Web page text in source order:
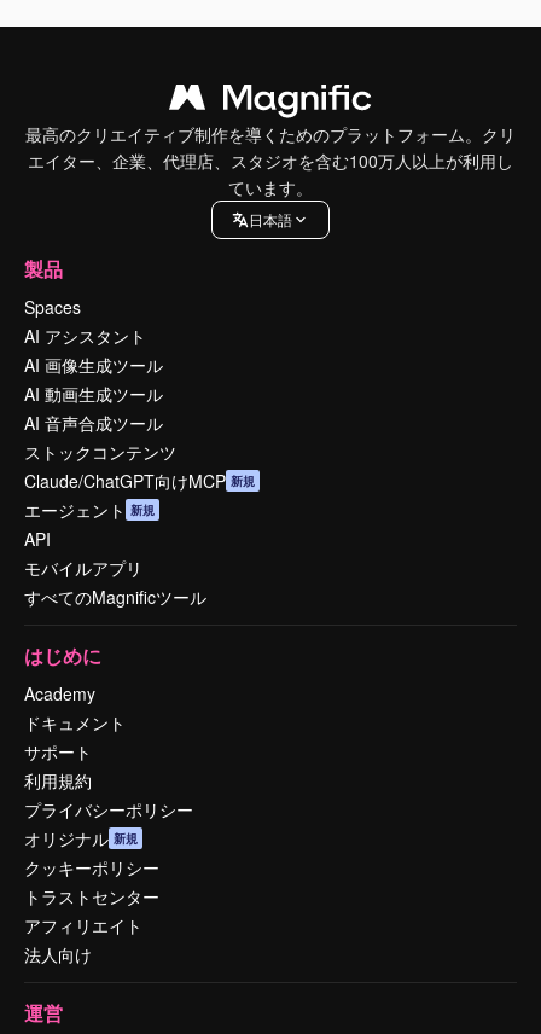
最高のクリエイティブ制作を導くためのプラットフォーム。クリ
エイター、企業、代理店、スタジオを含む100万人以上が利用し
ています。
日本語
製品
Spaces
AI アシスタント
AI 画像生成ツール
AI 動画生成ツール
AI 音声合成ツール
ストックコンテンツ
Claude/ChatGPT向けMCP 新規
エージェント 新規
API
モバイルアプリ
すべてのMagnificツール
はじめに
Academy
ドキュメント
サポート
利用規約
プライバシーポリシー
オリジナル 新規
クッキーポリシー
トラストセンター
アフィリエイト
法人向け
運営